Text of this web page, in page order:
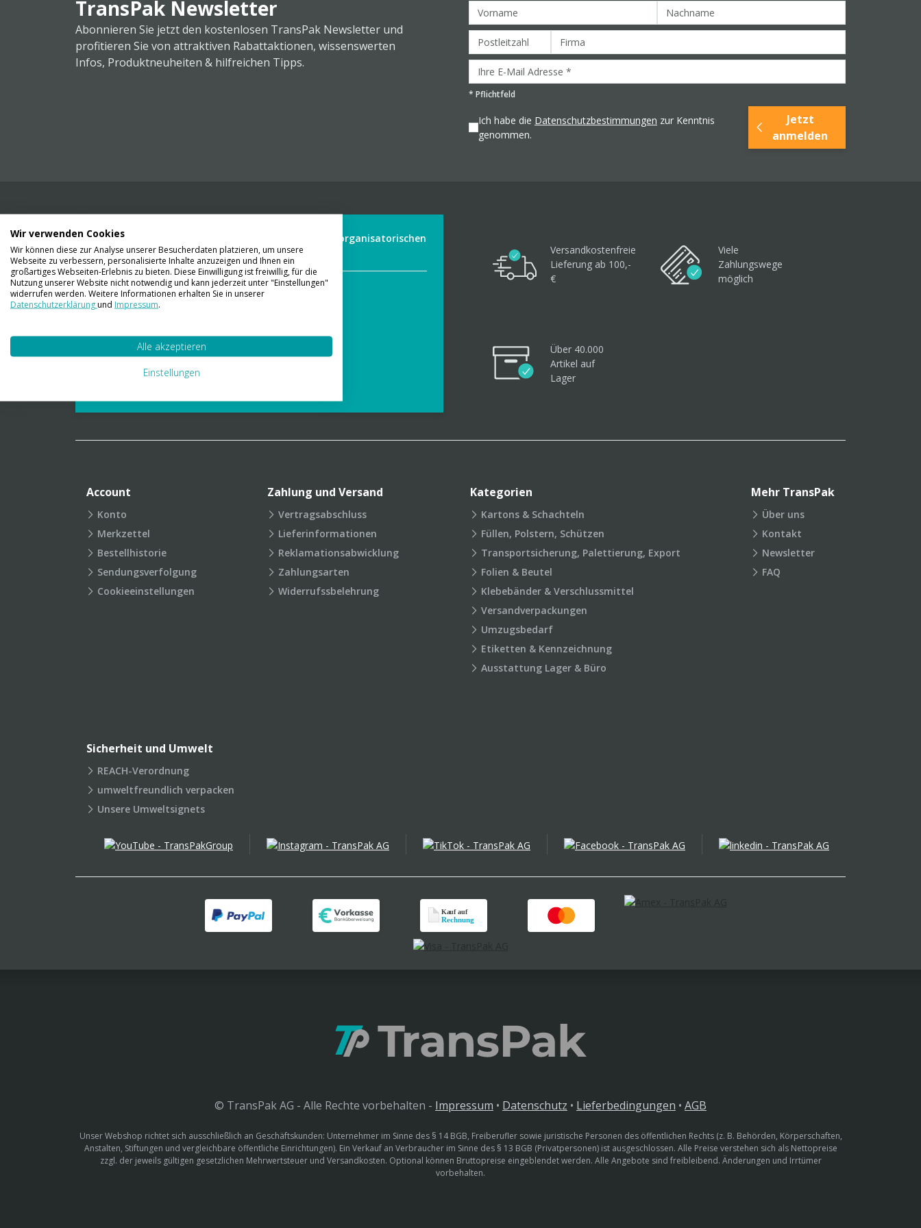
TransPak Newsletter
Abonnieren Sie jetzt den kostenlosen TransPak Newsletter und
profitieren Sie von attraktiven Rabattaktionen, wissenswerten
Infos, Produktneuheiten & hilfreichen Tipps.
* Pflichtfeld
Ich habe die Datenschutzbestimmungen zur Kenntnis
genommen.
Jetzt
anmelden
Wir liefern Ihnen Ihre Ware. Abholung ist leider aus organisatorischen
Gründen nicht möglich.
Kontaktieren Sie uns
01 23 06 03 888
info@transpak.at
Verpackungslexikon
Versandkostenfreie
Lieferung ab 100,-
€
Viele
Zahlungswege
möglich
Über 40.000
Artikel auf
Lager
Account
Konto
Merkzettel
Bestellhistorie
Sendungsverfolgung
Cookieeinstellungen
Zahlung und Versand
Vertragsabschluss
Lieferinformationen
Reklamationsabwicklung
Zahlungsarten
Widerrufssbelehrung
Kategorien
Kartons & Schachteln
Füllen, Polstern, Schützen
Transportsicherung, Palettierung, Export
Folien & Beutel
Klebebänder & Verschlussmittel
Versandverpackungen
Umzugsbedarf
Etiketten & Kennzeichnung
Ausstattung Lager & Büro
Mehr TransPak
Über uns
Kontakt
Newsletter
FAQ
Sicherheit und Umwelt
REACH-Verordnung
umweltfreundlich verpacken
Unsere Umweltsignets
© TransPak AG - Alle Rechte vorbehalten - Impressum • Datenschutz • Lieferbedingungen • AGB
Unser Webshop richtet sich ausschließlich an Geschäftskunden: Unternehmer im Sinne des § 14 BGB, Freiberufler sowie juristische Personen des öffentlichen Rechts (z. B. Behörden, Körperschaften,
Anstalten, Stiftungen und vergleichbare öffentliche Einrichtungen). Ein Verkauf an Verbraucher im Sinne des § 13 BGB (Privatpersonen) ist ausgeschlossen. Alle Preise verstehen sich als Nettopreise
zzgl. der jeweils gültigen gesetzlichen Mehrwertsteuer und Versandkosten. Optional können Bruttopreise eingeblendet werden. Alle Angebote sind freibleibend. Änderungen und Irrtümer
vorbehalten.
Wir verwenden Cookies
Wir können diese zur Analyse unserer Besucherdaten platzieren, um unsere
Webseite zu verbessern, personalisierte Inhalte anzuzeigen und Ihnen ein
großartiges Webseiten-Erlebnis zu bieten. Diese Einwilligung ist freiwillig, für die
Nutzung unserer Website nicht notwendig und kann jederzeit unter "Einstellungen"
widerrufen werden. Weitere Informationen erhalten Sie in unserer
Datenschutzerklärungund Impressum.
Alle akzeptieren
Einstellungen